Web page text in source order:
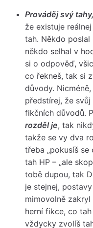
Prováděj svý
že existuje
tah. Někdo
někdo selhal v
si o odpověď,
co řekneš, tak si
důvody.
předstírej, že
fikčních důvodů.
rozděl je, tak
takže se vy dva
třeba „pokusíš
tah HP – „ale
tobě dupou, tak
je stejnej,
mimovolně
herní fikce, co
vždycky zvolíš